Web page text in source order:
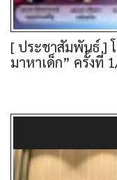
[ ประชาสัมพันธ์ ]
มาหาเด็ก” ครั้งที่